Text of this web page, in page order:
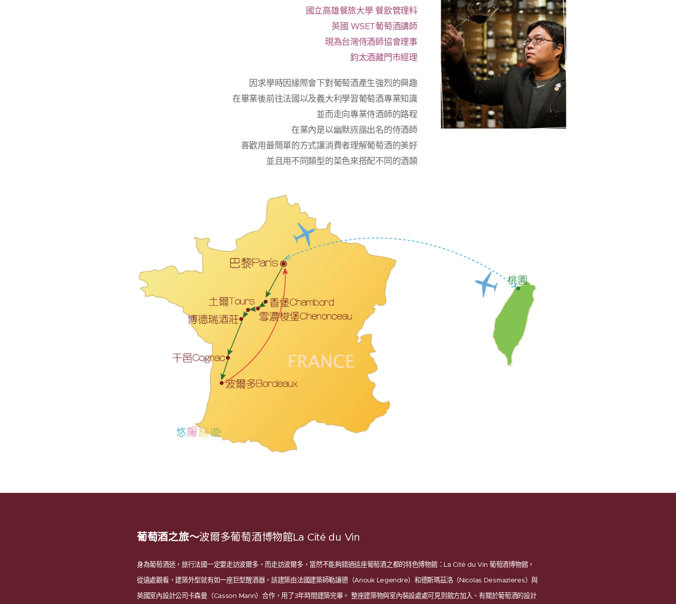
國立高雄餐旅大學 餐飲管理科
英國 WSET葡萄酒講師
現為台灣侍酒師協會理事
鈞太酒藏門市經理
因求學時因緣際會下對葡萄酒產生強烈的興趣
在畢業後前往法國以及義大利學習葡萄酒專業知識
並而走向專業侍酒師的路程
在業內是以幽默詼諧出名的侍酒師
喜歡用最簡單的方式讓消費者理解葡萄酒的美好
並且用不同類型的菜色來搭配不同的酒類
葡萄酒之旅～波爾多葡萄酒博物館La Cité du Vin
身為葡萄酒迷，旅行法國一定要走訪波爾多，而走訪波爾多，當然不能夠錯過這座葡萄酒之都的特色博物館：La Cité du Vin 葡萄酒博物館，
從遠處觀看，建築外型就有如一座巨型醒酒器，該建築由法國建築師勒讓德（Anouk Legendre）和德斯瑪茲洛（Nicolas Desmazieres）與
英國室內設計公司卡森曼（Casson Mann）合作，用了3年時間建築完畢。 整座建築物與室內裝設處處可見到館方加入、有關於葡萄酒的設計